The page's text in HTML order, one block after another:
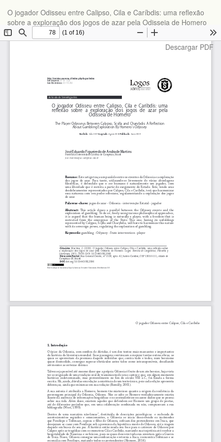
los
detalles
del
O jogador Odisseu entre Calipso, Cila e Caríbdis: uma reflexão
sobre a exploração dos jogos de azar pela Odisseia de Homero
Descargar
Descargar PDF